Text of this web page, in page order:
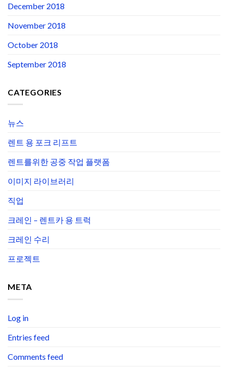
December 2018
November 2018
October 2018
September 2018
CATEGORIES
뉴스
렌트 용 포크 리프트
렌트를위한 공중 작업 플랫폼
이미지 라이브러리
직업
크레인 – 렌트카 용 트럭
크레인 수리
프로젝트
META
Log in
Entries feed
Comments feed